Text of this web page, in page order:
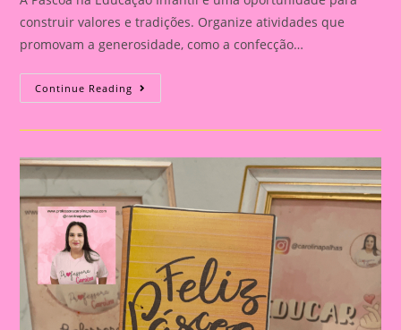
construir valores e tradições. Organize atividades que
promovam a generosidade, como a confecção…
Continue Reading Lembrancinha
De
|Páscoa
Educação
Infantil:
Construindo
Valores
E
Tradições